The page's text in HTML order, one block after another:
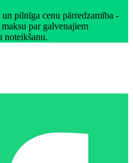
pilnīga cenu pārredzamība -
par galvenajiem
noteikšanu.